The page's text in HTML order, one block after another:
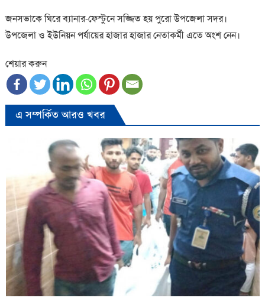
জনসভাকে ঘিরে ব্যানার-ফেস্টুনে সজ্জিত হয় পুরো উপজেলা সদর।
উপজেলা ও ইউনিয়ন পর্যায়ের হাজার হাজার নেতাকর্মী এতে অংশ নেন।
শেয়ার করুন
এ সম্পর্কিত আরও খবর